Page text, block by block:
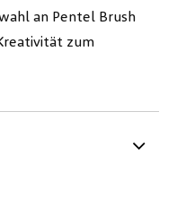
an Pentel Brush
zum